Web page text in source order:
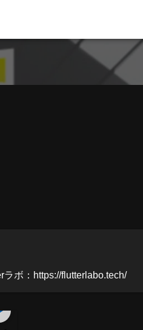
ボ：https://flutterlabo.tech/